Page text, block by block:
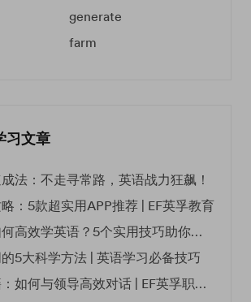
generate
farm
习文章
法：不走寻常路，英语战力狂飙！
：5款超实用APP推荐 | EF英孚教育
普通打工人如何高效学英语？5个实用技巧助你突破职场瓶颈
5大科学方法 | 英语学习必备技巧
职场沟通秘籍：如何与领导高效对话 | EF英孚职场指南